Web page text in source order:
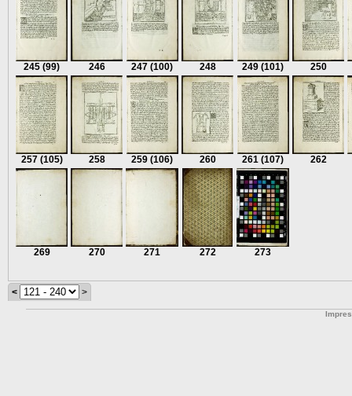
245 (99) 246 247 (100) 248 249 (101) 250
257 (105) 258 259 (106) 260 261 (107) 262
269 270 271 272 273
< >